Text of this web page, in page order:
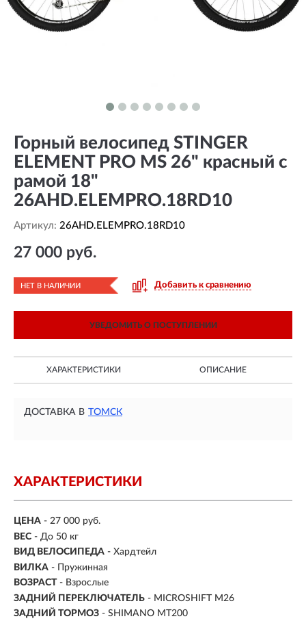
Горный велосипед STINGER
ELEMENT PRO MS 26" красный с
рамой 18"
26AHD.ELEMPRO.18RD10
Артикул: 26AHD.ELEMPRO.18RD10
27 000 руб.
НЕТ В НАЛИЧИИ Добавить к сравнению
УВЕДОМИТЬ О ПОСТУПЛЕНИИ
ХАРАКТЕРИСТИКИ ОПИСАНИЕ
ДОСТАВКА В ТОМСК
ХАРАКТЕРИСТИКИ
ЦЕНА - 27 000 руб.
ВЕС - До 50 кг
ВИД ВЕЛОСИПЕДА - Хардтейл
ВИЛКА - Пружинная
ВОЗРАСТ - Взрослые
ЗАДНИЙ ПЕРЕКЛЮЧАТЕЛЬ - MICROSHIFT M26
ЗАДНИЙ ТОРМОЗ - SHIMANO MT200